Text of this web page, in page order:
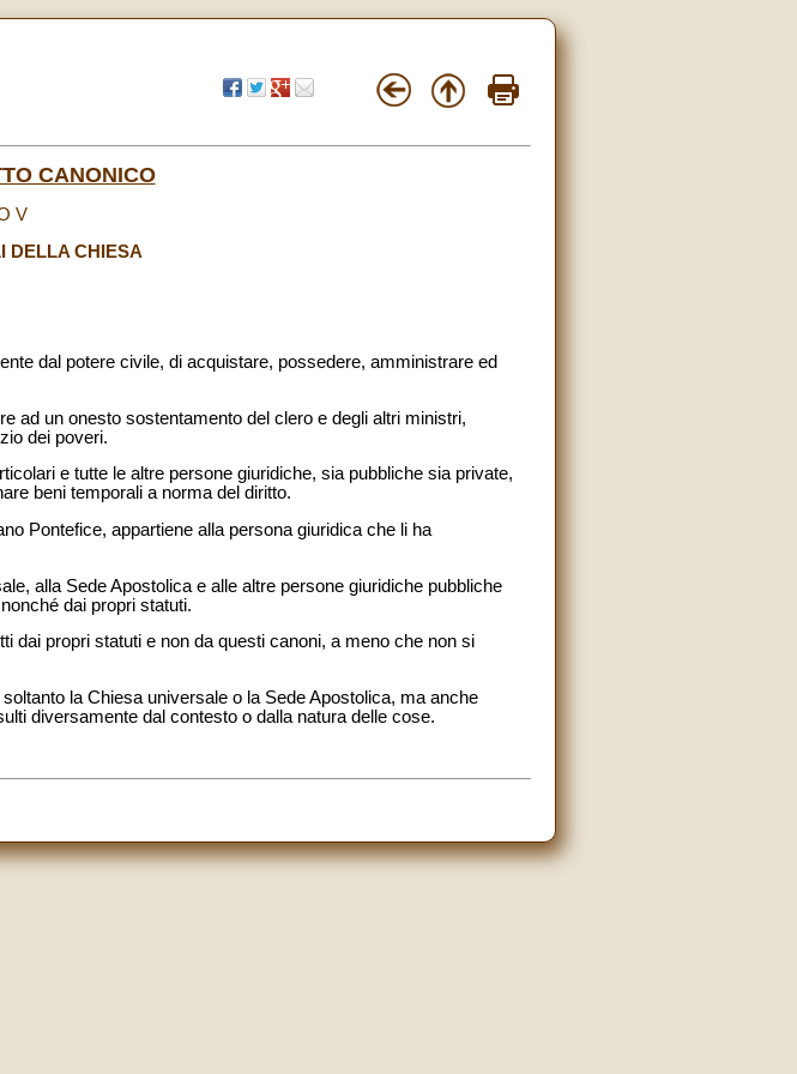
CANONICO
V
DELLA CHIESA
dal potere civile, di acquistare, possedere, amministrare ed
ad un onesto sostentamento del clero e degli altri ministri,
dei poveri.
e tutte le altre persone giuridiche, sia pubbliche sia private,
beni temporali a norma del diritto.
Pontefice, appartiene alla persona giuridica che li ha
alla Sede Apostolica e alle altre persone giuridiche pubbliche
dai propri statuti.
dai propri statuti e non da questi canoni, a meno che non si
la Chiesa universale o la Sede Apostolica, ma anche
diversamente dal contesto o dalla natura delle cose.